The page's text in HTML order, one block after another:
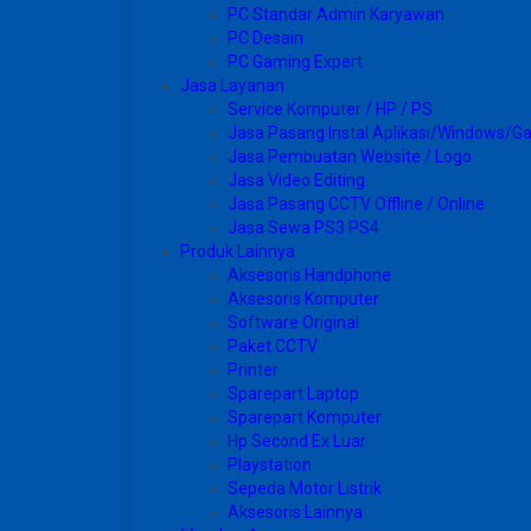
PC Standar Admin Karyawan
PC Desain
PC Gaming Expert
Jasa Layanan
Service Komputer / HP / PS
Jasa Pasang Instal Aplikasi/Windows/
Jasa Pembuatan Website / Logo
Jasa Video Editing
Jasa Pasang CCTV Offline / Online
Jasa Sewa PS3 PS4
Produk Lainnya
Aksesoris Handphone
Aksesoris Komputer
Software Original
Paket CCTV
Printer
Sparepart Laptop
Sparepart Komputer
Hp Second Ex Luar
Playstation
Sepeda Motor Listrik
Aksesoris Lainnya